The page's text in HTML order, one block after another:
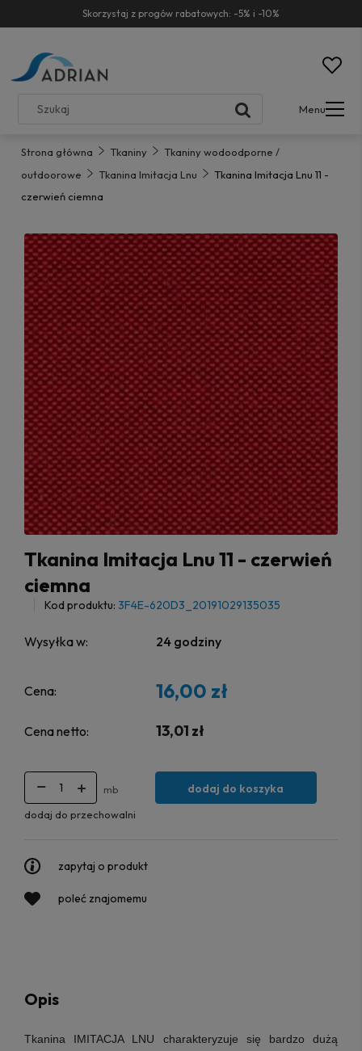
Skorzystaj z progów rabatowych: -5% i -10%
Menu
Strona główna Tkaniny
Tkaniny wodoodporne /
outdoorowe
Tkanina Imitacja Lnu
Tkanina Imitacja Lnu 11 -
czerwień ciemna
Tkanina Imitacja Lnu 11 - czerwień
ciemna
Kod produktu: 3F4E-620D3_20191029135035
Wysyłka w: 24 godziny
Cena: 16,00 zł
Cena netto: 13,01 zł
mb dodaj do koszyka
dodaj do przechowalni
zapytaj o produkt
poleć znajomemu
Opis
Tkanina IMITACJA LNU charakteryzuje się bardzo dużą